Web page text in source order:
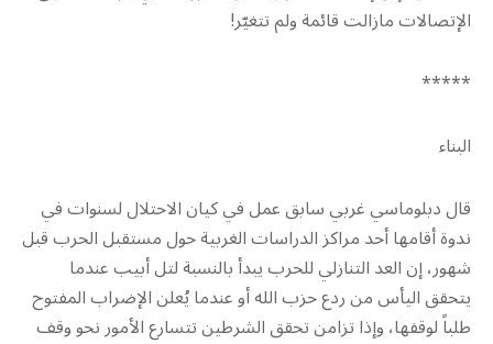
الإتصالات مازالت قائمة ولم تتغيّر!
*****
البناء
قال دبلوماسي غربي سابق عمل في كيان الاحتلال لسنوات في
ندوة أقامها أحد مراكز الدراسات الغربية حول مستقبل الحرب قبل
شهور، إن العد التنازلي للحرب يبدأ بالنسبة لتل أبيب عندما
يتحقق اليأس من ردع حزب الله أو عندما يُعلن الإضراب المفتوح
طلباً لوقفها، وإذا تزامن تحقق الشرطين تتسارع الأمور نحو وقف